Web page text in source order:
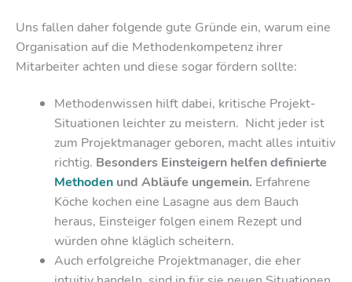
Uns fallen daher folgende gute Gründe ein, warum eine
Organisation auf die Methodenkompetenz ihrer
Mitarbeiter achten und diese sogar fördern sollte:
Methodenwissen hilft dabei, kritische Projekt-
Situationen leichter zu meistern. Nicht jeder ist
zum Projektmanager geboren, macht alles intuitiv
richtig. Besonders Einsteigern helfen definierte
Methoden und Abläufe ungemein. Erfahrene
Köche kochen eine Lasagne aus dem Bauch
heraus, Einsteiger folgen einem Rezept und
würden ohne kläglich scheitern.
Auch erfolgreiche Projektmanager, die eher